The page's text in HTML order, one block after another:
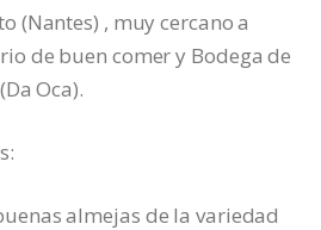
(Nantes) , muy cercano a
de buen comer y Bodega de
Oca).
almejas de la variedad